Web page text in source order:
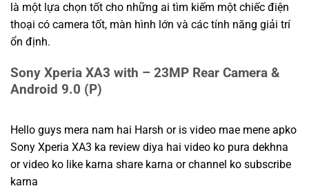
là một lựa chọn tốt cho những ai tìm kiếm một chiếc điện
thoại có camera tốt, màn hình lớn và các tính năng giải trí
ổn định.
Sony Xperia XA3 with – 23MP Rear Camera &
Android 9.0 (P)
Hello guys mera nam hai Harsh or is video mae mene apko
Sony Xperia XA3 ka review diya hai video ko pura dekhna
or video ko like karna share karna or channel ko subscribe
karna